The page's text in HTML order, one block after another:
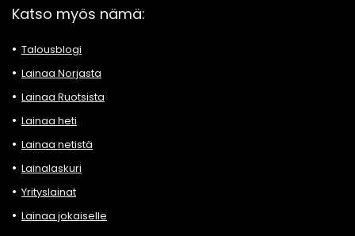
Katso myös nämä:
Talousblogi
Lainaa Norjasta
Lainaa Ruotsista
Lainaa heti
Lainaa netistä
Lainalaskuri
Yrityslainat
Lainaa jokaiselle